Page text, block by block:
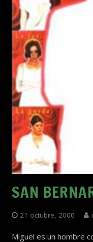
SAN
21 octubre, 2000
Miguel es un hombre